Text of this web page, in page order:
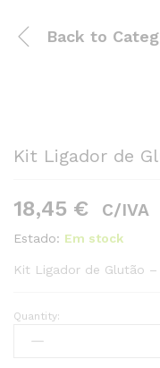
Back to
Kit Ligador de
18,45 € C/IVA
Estado: Em stock
Kit Ligador de Glutão
Kit
Ligador
Quantity: